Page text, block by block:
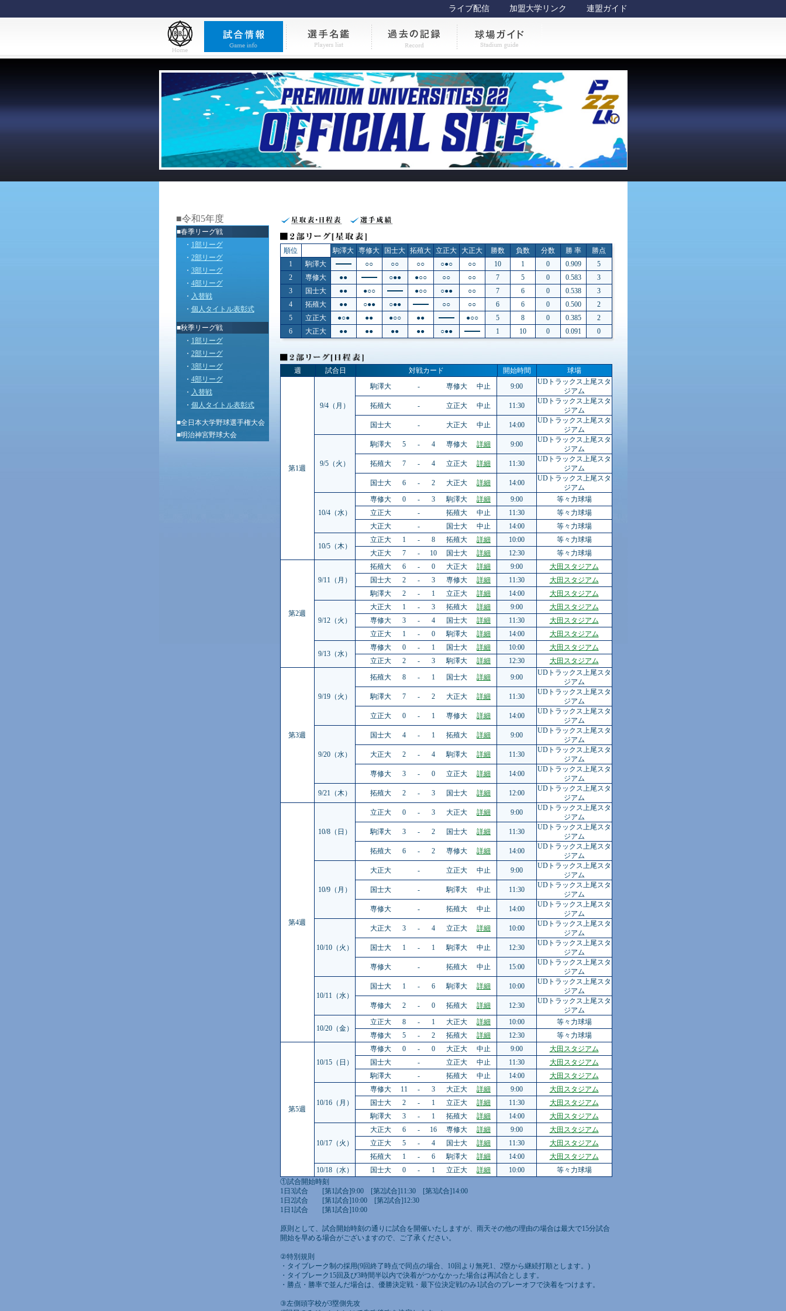
ライブ配信 加盟大学リンク 連盟ガイド
■令和5年度
■春季リーグ戦
・ 1部リーグ
・ 2部リーグ
・ 3部リーグ
・ 4部リーグ
・ 入替戦
・ 個人タイトル表彰式
■秋季リーグ戦
・ 1部リーグ
・ 2部リーグ
・ 3部リーグ
・ 4部リーグ
・ 入替戦
・ 個人タイトル表彰式
■全日本大学野球選手権大会
■明治神宮野球大会
順位 駒澤大 専修大 国士大 拓殖大 立正大 大正大 勝数 負数 分数 勝 率
勝点
1
駒澤大 ○○ ○○ ○○ ○●○ ○○ 10 1 0 0.909
5
2
専修大 ●● ○●● ●○○ ○○ ○○ 7 5 0 0.583
3
3
国士大 ●● ●○○ ●○○ ○●● ○○ 7 6 0 0.538
3
4
拓殖大 ●● ○●● ○●● ○○ ○○ 6 6 0 0.500
2
5
立正大 ●○● ●● ●○○ ●● ●○○ 5 8 0 0.385
2
6
大正大 ●● ●● ●● ●● ○●● 1 10 0 0.091 0
週 試合日 対戦カード 開始時間 球場
第1週
9/4（月）
駒澤大 - 専修大 中止 9:00
UDトラックス上尾スタ
ジアム
拓殖大
- 立正大 中止 11:30
UDトラックス上尾スタ
ジアム
国士大
- 大正大 中止 14:00
UDトラックス上尾スタ
ジアム
9/5（火）
駒澤大 5 - 4 専修大 詳細 9:00
UDトラックス上尾スタ
ジアム
拓殖大
7 - 4 立正大 詳細 11:30
UDトラックス上尾スタ
ジアム
国士大
6 - 2 大正大 詳細 14:00
UDトラックス上尾スタ
ジアム
10/4（水）
専修大 0 - 3 駒澤大 詳細 9:00
等々力球場
立正大
- 拓殖大 中止 11:30
等々力球場
大正大
- 国士大 中止 14:00 等々力球場
10/5（木）
立正大 1 - 8 拓殖大 詳細 10:00
等々力球場
大正大
7 - 10 国士大 詳細 12:30 等々力球場
第2週
9/11（月）
拓殖大 6 - 0 大正大 詳細 9:00
大田スタジアム
国士大
2 - 3 専修大 詳細 11:30
大田スタジアム
駒澤大
2 - 1 立正大 詳細 14:00 大田スタジアム
9/12（火）
大正大 1 - 3 拓殖大 詳細 9:00
大田スタジアム
専修大
3 - 4 国士大 詳細 11:30
大田スタジアム
立正大
1 - 0 駒澤大 詳細 14:00 大田スタジアム
9/13（水）
専修大 0 - 1 国士大 詳細 10:00
大田スタジアム
立正大
2 - 3 駒澤大 詳細 12:30 大田スタジアム
第3週
9/19（火）
拓殖大 8 - 1 国士大 詳細 9:00
UDトラックス上尾スタ
ジアム
駒澤大
7 - 2 大正大 詳細 11:30
UDトラックス上尾スタ
ジアム
立正大
0 - 1 専修大 詳細 14:00
UDトラックス上尾スタ
ジアム
9/20（水）
国士大 4 - 1 拓殖大 詳細 9:00
UDトラックス上尾スタ
ジアム
大正大
2 - 4 駒澤大 詳細 11:30
UDトラックス上尾スタ
ジアム
専修大
3 - 0 立正大 詳細 14:00
UDトラックス上尾スタ
ジアム
9/21（木）
拓殖大 2 - 3 国士大 詳細 12:00
UDトラックス上尾スタ
ジアム
第4週
10/8（日）
立正大 0 - 3 大正大 詳細 9:00
UDトラックス上尾スタ
ジアム
駒澤大
3 - 2 国士大 詳細 11:30
UDトラックス上尾スタ
ジアム
拓殖大
6 - 2 専修大 詳細 14:00
UDトラックス上尾スタ
ジアム
10/9（月）
大正大 - 立正大 中止 9:00
UDトラックス上尾スタ
ジアム
国士大
- 駒澤大 中止 11:30
UDトラックス上尾スタ
ジアム
専修大
- 拓殖大 中止 14:00
UDトラックス上尾スタ
ジアム
10/10（火）
大正大 3 - 4 立正大 詳細 10:00
UDトラックス上尾スタ
ジアム
国士大
1 - 1 駒澤大 中止 12:30
UDトラックス上尾スタ
ジアム
専修大
- 拓殖大 中止 15:00
UDトラックス上尾スタ
ジアム
10/11（水）
国士大 1 - 6 駒澤大 詳細 10:00
UDトラックス上尾スタ
ジアム
専修大
2 - 0 拓殖大 詳細 12:30
UDトラックス上尾スタ
ジアム
10/20（金）
立正大 8 - 1 大正大 詳細 10:00
等々力球場
専修大
5 - 2 拓殖大 詳細 12:30 等々力球場
第5週
10/15（日）
専修大 0 - 0 大正大 中止 9:00
大田スタジアム
国士大
- 立正大 中止 11:30
大田スタジアム
駒澤大
- 拓殖大 中止 14:00 大田スタジアム
10/16（月）
専修大 11 - 3 大正大 詳細 9:00
大田スタジアム
国士大
2 - 1 立正大 詳細 11:30
大田スタジアム
駒澤大
3 - 1 拓殖大 詳細 14:00 大田スタジアム
10/17（火）
大正大 6 - 16 専修大 詳細 9:00
大田スタジアム
立正大
5 - 4 国士大 詳細 11:30
大田スタジアム
拓殖大
1 - 6 駒澤大 詳細 14:00
大田スタジアム
10/18（水）
国士大 0 - 1 立正大 詳細 10:00
等々力球場
①試合開始時刻
1日3試合 [第1試合]9:00 [第2試合]11:30 [第3試合]14:00
1日2試合 [第1試合]10:00 [第2試合]12:30
1日1試合 [第1試合]10:00
原則として、試合開始時刻の通りに試合を開催いたしますが、雨天その他の理由の場合は最大で15分試合
開始を早める場合がございますので、ご了承ください。
②特別規則
・タイブレーク制の採用(9回終了時点で同点の場合、10回より無死1、2塁から継続打順とします。)
・タイブレーク15回及び3時間半以内で決着がつかなかった場合は再試合とします。
・勝点・勝率で並んだ場合は、優勝決定戦・最下位決定戦のみ1試合のプレーオフで決着をつけます。
③左側頭字校が3塁側先攻